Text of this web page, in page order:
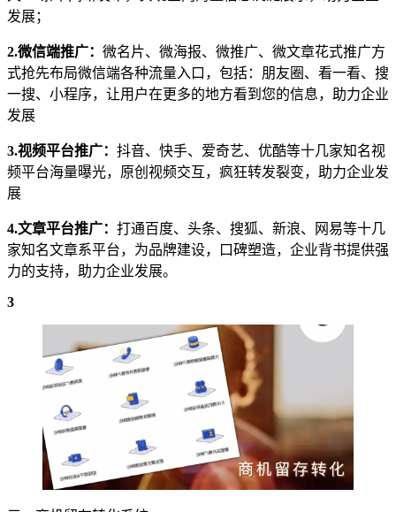
发展；
2.微信端推广： 微名片、微海报、微推广、微文章花式推广方
式抢先布局微信端各种流量入口，包括：朋友圈、看一看、搜
一搜、小程序，让用户在更多的地方看到您的信息，助力企业
发展
3.视频平台推广： 抖音、快手、爱奇艺、优酷等十几家知名视
频平台海量曝光，原创视频交互，疯狂转发裂变，助力企业发
展
4.文章平台推广： 打通百度、头条、搜狐、新浪、网易等十几
家知名文章系平台，为品牌建设，口碑塑造，企业背书提供强
力的支持，助力企业发展。
3